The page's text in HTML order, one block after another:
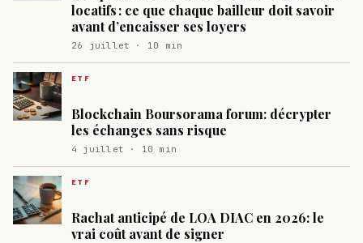
locatifs : ce que chaque bailleur doit savoir
avant d’encaisser ses loyers
26 juillet · 10 min
ETF
Blockchain Boursorama forum: décrypter
les échanges sans risque
4 juillet · 10 min
ETF
Rachat anticipé de LOA DIAC en 2026: le
vrai coût avant de signer